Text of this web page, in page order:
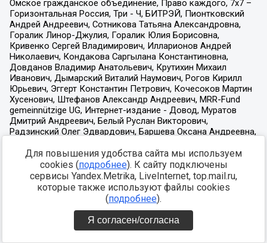
Для повышения удобства сайта мы используем
cookies (подробнее). К сайту подключены
сервисы Yandex.Metrika, LiveInternet, top.mail.ru,
которые также используют файлы cookies
(подробнее).
Я согласен/согласна